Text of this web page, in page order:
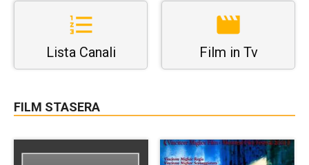
Lista Canali Film in Tv
FILM STASERA